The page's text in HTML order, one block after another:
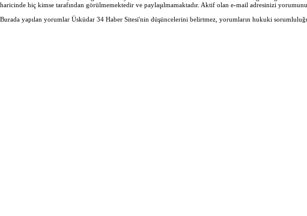
haricinde hiç kimse tarafından görülmemektedir ve paylaşılmamaktadır. Aktif olan e-mail adresinizi
Burada yapılan yorumlar Üsküdar 34 Haber Sitesi'nin düşüncelerini belirtmez, yorumların hukuki